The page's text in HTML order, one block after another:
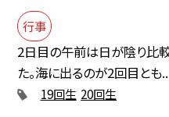
行事
2日目の午前は日が陰り比
た。海に出るのが2回目とも
19回生 20回生